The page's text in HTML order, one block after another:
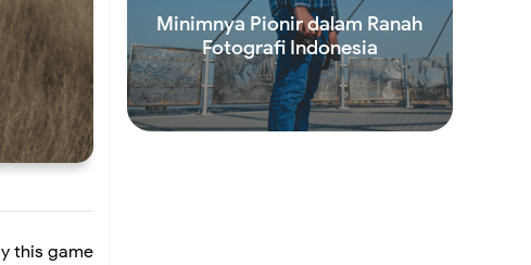
this game
Minimnya Pionir dalam Ranah
Fotografi Indonesia
Read more